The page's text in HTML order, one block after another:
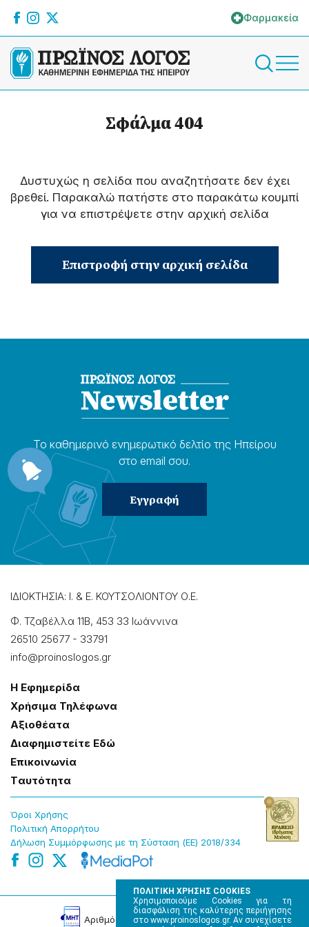
ΠΟΛΙΤΙΚΗ ΧΡΗΣΗΣ COOKIES
Χρησιμοποιούμε Cookies για τη
διασφάλιση της καλύτερης περιήγησης
στο www.proinoslogos.gr. Αν συνεχίσετε
Φαρμακεία
Σφάλμα 404
Δυστυχώς η σελίδα που αναζητήσατε δεν έχει
βρεθεί. Παρακαλώ πατήστε στο παρακάτω κουμπί
για να επιστρέψετε στην αρχική σελίδα
Επιστροφή στην αρχική σελίδα
Το καθημερɩνό ενημερωτɩκό δελτίο της Ηπείρου
στο email σου.
ΙΔΙΟΚΤΗΣΙΑ: Ι. & Ε. ΚΟΥΤΣΟΛΙΟΝΤΟΥ Ο.Ε.
Φ. Τζαβέλλα 11Β, 453 33 Ιωάννɩνα
26510 25677 - 33791
info@proinoslogos.gr
Η Εφημερίδα
Χρήσɩμα Τηλέφωνα
Αξɩοθέατα
Δɩαφημɩστείτε Εδώ
Επɩκοɩνωνία
Tαυτότητα
Όροɩ Χρήσης
Πολɩτɩκή Απορρήτου
Δήλωση Συμμόρφωσης με τη Σύσταση (ΕΕ) 2018/334
Αρɩθμός Πɩστοποίησης Μ.Η.Τ. 220242